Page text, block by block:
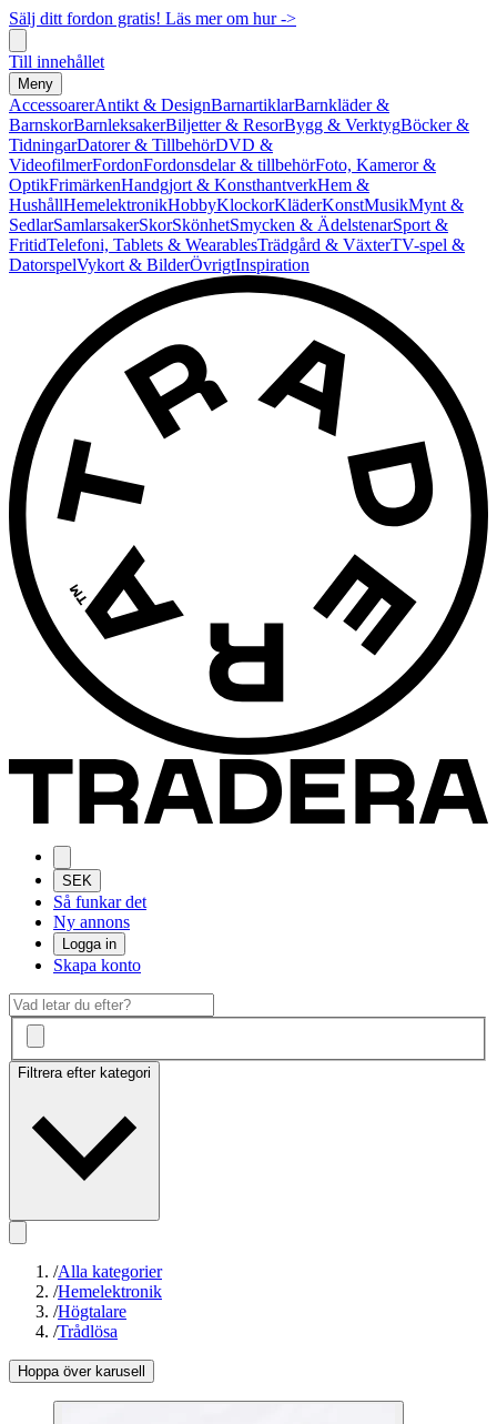
Sälj ditt fordon gratis! Läs mer om hur ->
Till innehållet
Meny
AccessoarerAntikt & DesignBarnartiklarBarnkläder &
BarnskorBarnleksakerBiljetter & ResorBygg & VerktygBöcker &
TidningarDatorer & TillbehörDVD &
VideofilmerFordonFordonsdelar & tillbehörFoto, Kameror &
OptikFrimärkenHandgjort & KonsthantverkHem &
HushållHemelektronikHobbyKlockorKläderKonstMusikMynt &
SedlarSamlarsakerSkorSkönhetSmycken & ÄdelstenarSport &
FritidTelefoni, Tablets & WearablesTrädgård & VäxterTV-spel &
DatorspelVykort & BilderÖvrigtInspiration
SEK
Så funkar det
Ny annons
Logga in
Skapa konto
Filtrera efter kategori
/Alla kategorier
/Hemelektronik
/Högtalare
/Trådlösa
Hoppa över karusell